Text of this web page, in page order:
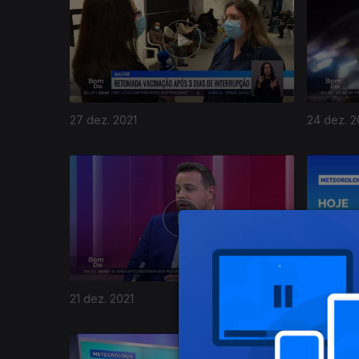
27 dez. 2021 24 dez.
21 dez. 2021 20 dez.